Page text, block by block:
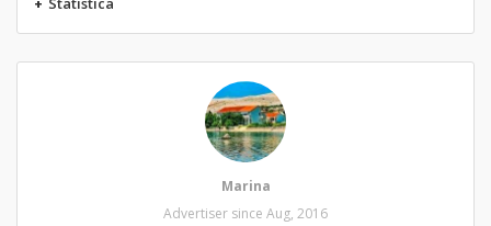
Marina
Advertiser since Aug, 2016